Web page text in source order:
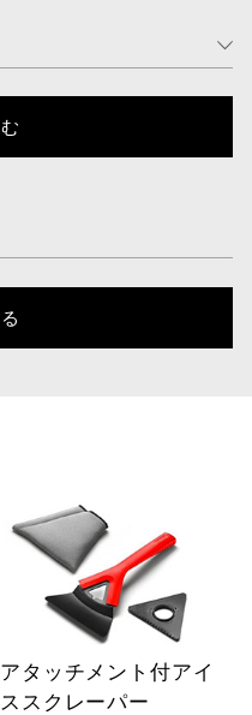
アタッチメント付アイ
ススクレーパー